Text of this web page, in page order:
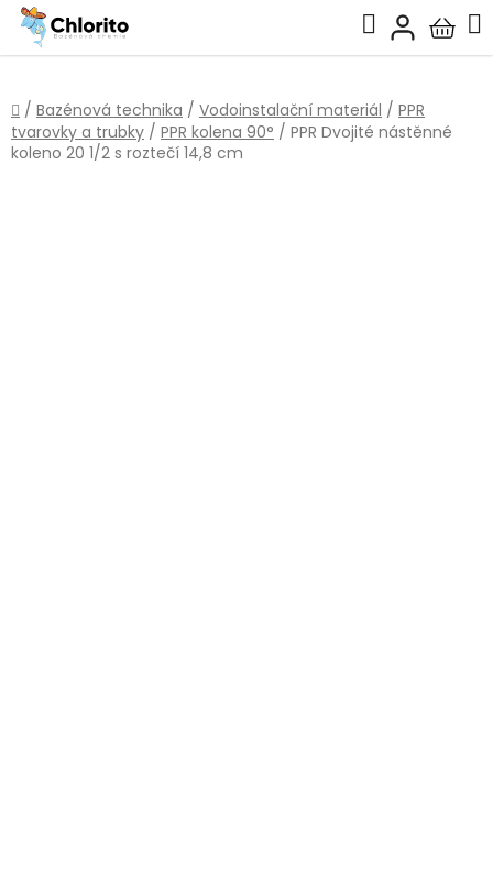
Přejít
obsah
Hledat
košík
Domů
/ Bazénová technika / Vodoinstalační materiál / PPR
tvarovky a trubky / PPR kolena 90° / PPR Dvojité nástěnné
koleno 20 1/2 s roztečí 14,8 cm